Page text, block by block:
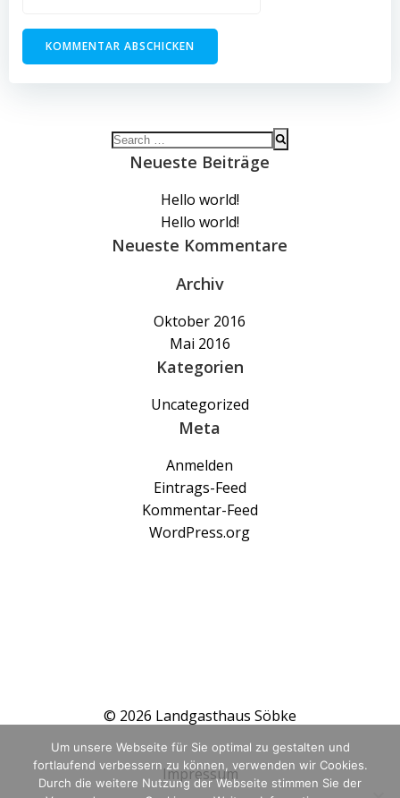
Search
for:Neueste Beiträge
Hello world!
Hello world!
Neueste Kommentare
Archiv
Oktober 2016
Mai 2016
Kategorien
Uncategorized
Meta
Anmelden
Eintrags-Feed
Kommentar-Feed
WordPress.org
© 2026 Landgasthaus Söbke
Impressum
Um unsere Webseite für Sie optimal zu gestalten und
fortlaufend verbessern zu können, verwenden wir Cookies.
Durch die weitere Nutzung der Webseite stimmen Sie der